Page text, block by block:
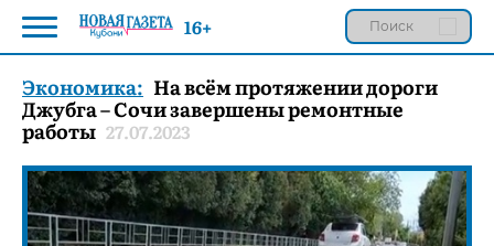
Экономика: На всём протяжении дороги
Джубга – Сочи завершены ремонтные
работы 27.07.2023
16+